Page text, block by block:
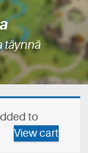
täynnä
to
View cart